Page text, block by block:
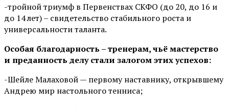
-тройной триумф в Первенствах СКФО (до 20, до 16 и
до 14 лет) – свидетельство стабильного роста и
универсальности таланта.
Особая благодарность – тренерам, чьё мастерство
и преданность делу стали залогом этих успехов:
-Шейле Малаховой — первому наставнику, открывшему
Андрею мир настольного тенниса;